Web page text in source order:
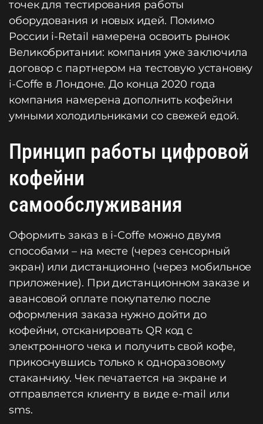
точек для тестирования работы
оборудования и новых идей. Помимо
России i-Retail намерена освоить рынок
Великобритании: компания уже заключила
договор с партнером на тестовую установку
i-Coffe в Лондоне. До конца 2020 года
компания намерена дополнить кофейни
умными холодильниками со свежей едой.
Принцип работы цифровой
кофейни
самообслуживания
Оформить заказ в i-Coffe можно двумя
способами – на месте (через сенсорный
экран) или дистанционно (через мобильное
приложение). При дистанционном заказе и
авансовой оплате покупателю после
оформления заказа нужно дойти до
кофейни, отсканировать QR код с
электронного чека и получить свой кофе,
прикоснувшись только к одноразовому
стаканчику. Чек печатается на экране и
отправляется клиенту в виде e-mail или
sms.